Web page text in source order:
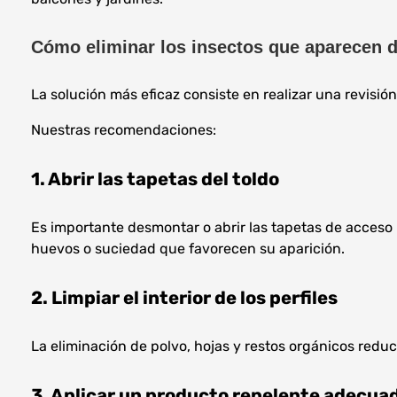
Cómo eliminar los insectos que aparecen
La solución más eficaz consiste en realizar una
Nuestras recomendaciones:
1. Abrir las tapetas del toldo
Es importante desmontar o abrir las tapetas de
huevos o suciedad que favorecen su aparición.
2. Limpiar el interior de los perfiles
La eliminación de polvo, hojas y restos orgánicos